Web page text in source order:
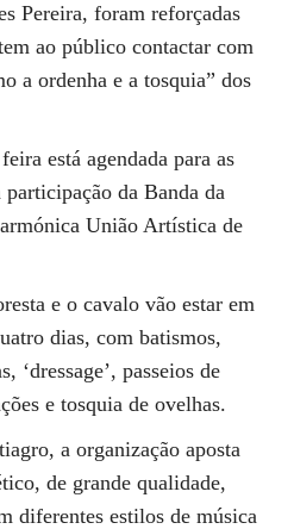
Pereira, foram reforçadas
ao público contactar com
a ordenha e a tosquia” dos
está agendada para as
da Banda da
União Artística de
e o cavalo vão estar em
dias, com batismos,
‘dressage’, passeios de
e tosquia de ovelhas.
a organização aposta
de grande qualidade,
diferentes estilos de música